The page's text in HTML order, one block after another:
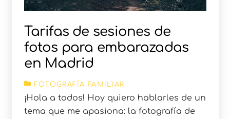
Tarifas de sesiones de
fotos para embarazadas
en Madrid
FOTOGRAFÍA FAMILIAR
¡Hola a todos! Hoy quiero hablarles de un
tema que me apasiona: la fotografía de